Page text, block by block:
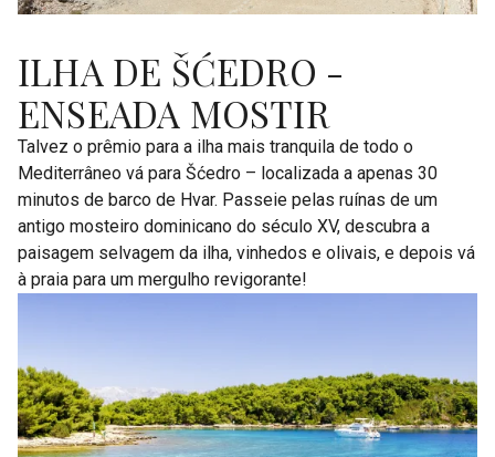
ILHA DE ŠĆEDRO -
ENSEADA MOSTIR
Talvez o prêmio para a ilha mais tranquila de todo o
Mediterrâneo vá para Šćedro – localizada a apenas 30
minutos de barco de Hvar. Passeie pelas ruínas de um
antigo mosteiro dominicano do século XV, descubra a
paisagem selvagem da ilha, vinhedos e olivais, e depois vá
à praia para um mergulho revigorante!